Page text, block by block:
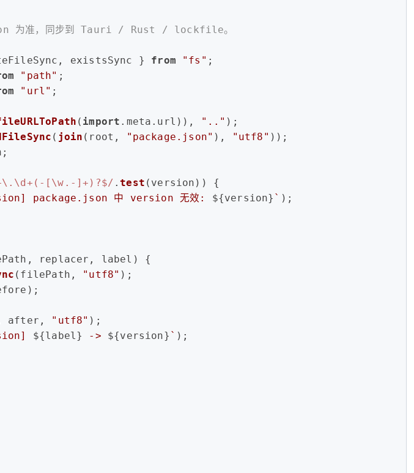
为准，同步到 Tauri / Rust / lockfile。
existsSync } from "fs" ;
"path" ;
"url" ;
( import . meta . url )), ".." );
( join (root, "package.json" ), "utf8" ));
;
[\w.-]+)?$/ .test (version)) {
package.json 中 version 无效: ${version} ` );
replacer, label ) {
(filePath, "utf8" );
after, "utf8" );
${label} -> ${version} ` );